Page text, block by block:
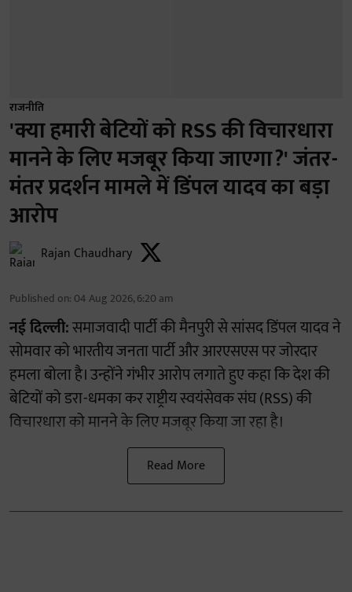
राजनीति
'क्या हमारी बेटियों को RSS की विचारधारा
मानने के लिए मजबूर किया जाएगा?' जंतर-
मंतर प्रदर्शन मामले में डिंपल यादव का बड़ा
आरोप
Rajan Chaudhary
Published on: 04 Aug 2026, 6:20 am
नई दिल्ली:समाजवादी पार्टी की मैनपुरी से सांसद डिंपल यादव ने
सोमवार को भारतीय जनता पार्टी और आरएसएस पर जोरदार
हमला बोला है। उन्होंने गंभीर आरोप लगाते हुए कहा कि देश की
बेटियों को डरा-धमका कर राष्ट्रीय स्वयंसेवक संघ (RSS) की
विचारधारा को मानने के लिए मजबूर किया जा रहा है।
Read More